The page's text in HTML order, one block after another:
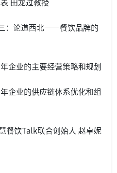
：论道西北——餐饮品牌的
主要经营策略和规划
供应链体系优化和组
联合创始人 赵卓妮